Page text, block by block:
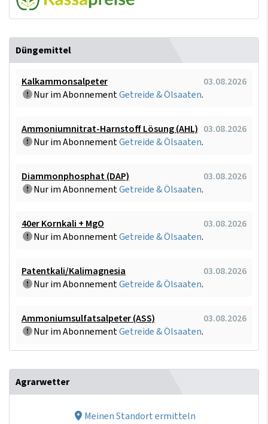
Düngemittel
Kalkammonsalpeter
03.08.2026
Nur im AbonnementGetreide & Ölsaaten.
Ammoniumnitrat-Harnstoff Lösung (AHL) 03.08.2026
Nur im AbonnementGetreide & Ölsaaten.
Diammonphosphat (DAP)
03.08.2026
Nur im AbonnementGetreide & Ölsaaten.
40er Kornkali + MgO
03.08.2026
Nur im AbonnementGetreide & Ölsaaten.
Patentkali/Kalimagnesia
03.08.2026
Nur im AbonnementGetreide & Ölsaaten.
Ammoniumsulfatsalpeter (ASS)
03.08.2026
Nur im AbonnementGetreide & Ölsaaten.
Agrarwetter
Meinen Standort ermitteln